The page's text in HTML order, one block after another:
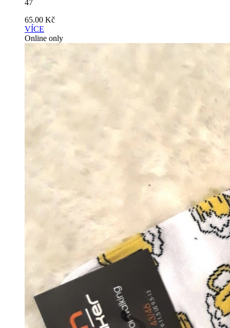
47
65.00 Kč
VÍCE
Online only